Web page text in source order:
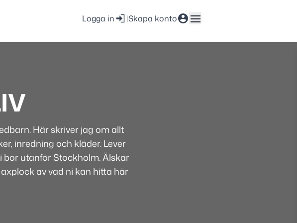
Logga in |Skapa konto
Här skriver jag om allt
inredning och kläder. Lever
bor utanför Stockholm. Älskar
av vad ni kan hitta här